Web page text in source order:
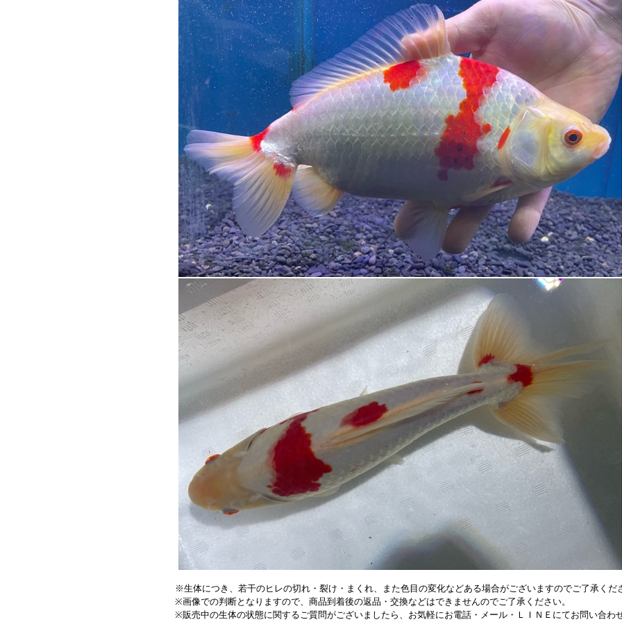
※生体につき、若干のヒレの切れ・裂け・まくれ、また色目の変化などある場合がございますのでご了承くだ
※画像での判断となりますので、商品到着後の返品・交換などはできませんのでご了承ください。
※販売中の生体の状態に関するご質問がございましたら、お気軽にお電話・メール・ＬＩＮＥにてお問い合わ